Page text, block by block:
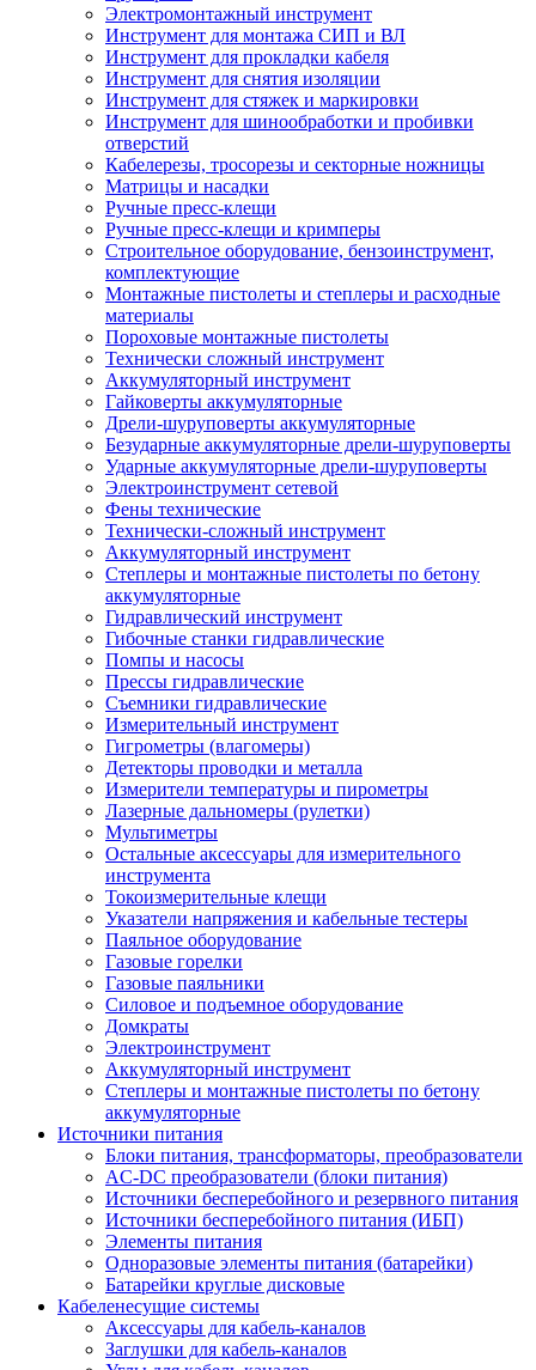
Электромонтажный инструмент
Инструмент для монтажа СИП и ВЛ
Инструмент для прокладки кабеля
Инструмент для снятия изоляции
Инструмент для стяжек и маркировки
Инструмент для шинообработки и пробивки
отверстий
Кабелерезы, тросорезы и секторные ножницы
Матрицы и насадки
Ручные пресс-клещи
Ручные пресс-клещи и кримперы
Строительное оборудование, бензоинструмент,
комплектующие
Монтажные пистолеты и степлеры и расходные
материалы
Пороховые монтажные пистолеты
Технически сложный инструмент
Аккумуляторный инструмент
Гайковерты аккумуляторные
Дрели-шуруповерты аккумуляторные
Безударные аккумуляторные дрели-шуруповерты
Ударные аккумуляторные дрели-шуруповерты
Электроинструмент сетевой
Фены технические
Технически-сложный инструмент
Аккумуляторный инструмент
Степлеры и монтажные пистолеты по бетону
аккумуляторные
Гидравлический инструмент
Гибочные станки гидравлические
Помпы и насосы
Прессы гидравлические
Съемники гидравлические
Измерительный инструмент
Гигрометры (влагомеры)
Детекторы проводки и металла
Измерители температуры и пирометры
Лазерные дальномеры (рулетки)
Мультиметры
Остальные аксессуары для измерительного
инструмента
Токоизмерительные клещи
Указатели напряжения и кабельные тестеры
Паяльное оборудование
Газовые горелки
Газовые паяльники
Силовое и подъемное оборудование
Домкраты
Электроинструмент
Аккумуляторный инструмент
Степлеры и монтажные пистолеты по бетону
аккумуляторные
Источники питания
Блоки питания, трансформаторы, преобразователи
AC-DC преобразователи (блоки питания)
Источники бесперебойного и резервного питания
Источники бесперебойного питания (ИБП)
Элементы питания
Одноразовые элементы питания (батарейки)
Батарейки круглые дисковые
Кабеленесущие системы
Аксессуары для кабель-каналов
Заглушки для кабель-каналов